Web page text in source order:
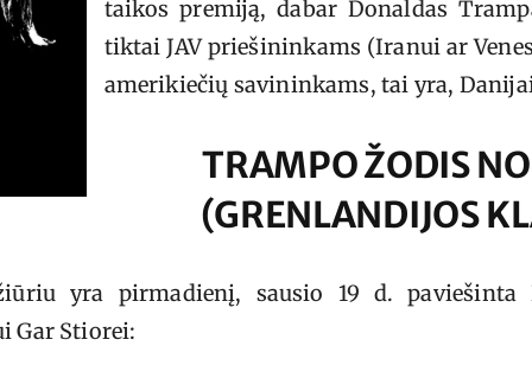
taikos premiją, dabar Donaldas
tiktai JAV priešininkams (Iranui ar
amerikiečių savininkams, tai yra,
TRAMPO ŽODIS
(GRENLANDIJOS
yra pirmadienį, sausio 19 d. paviešinta
Gar Stiorei: